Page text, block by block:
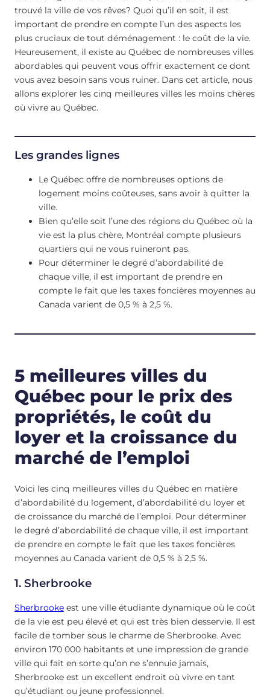
trouvé la ville de vos rêves? Quoi qu’il en soit, il est
important de prendre en compte l’un des aspects les
plus cruciaux de tout déménagement : le coût de la vie.
Heureusement, il existe au Québec de nombreuses villes
abordables qui peuvent vous offrir exactement ce dont
vous avez besoin sans vous ruiner. Dans cet article, nous
allons explorer les cinq meilleures villes les moins chères
où vivre au Québec.
Les grandes lignes
Le Québec offre de nombreuses options de
logement moins coûteuses, sans avoir à quitter la
ville.
Bien qu’elle soit l’une des régions du Québec où la
vie est la plus chère, Montréal compte plusieurs
quartiers qui ne vous ruineront pas.
Pour déterminer le degré d’abordabilité de
chaque ville, il est important de prendre en
compte le fait que les taxes foncières moyennes au
Canada varient de 0,5 % à 2,5 %.
5 meilleures villes du
Québec pour le prix des
propriétés, le coût du
loyer et la croissance du
marché de l’emploi
Voici les cinq meilleures villes du Québec en matière
d’abordabilité du logement, d’abordabilité du loyer et
de croissance du marché de l’emploi. Pour déterminer
le degré d’abordabilité de chaque ville, il est important
de prendre en compte le fait que les taxes foncières
moyennes au Canada varient de 0,5 % à 2,5 %.
1. Sherbrooke
Sherbrooke est une ville étudiante dynamique où le coût
de la vie est peu élevé et qui est très bien desservie. Il est
facile de tomber sous le charme de Sherbrooke. Avec
environ 170 000 habitants et une impression de grande
ville qui fait en sorte qu’on ne s’ennuie jamais,
Sherbrooke est un excellent endroit où vivre en tant
qu’étudiant ou jeune professionnel.